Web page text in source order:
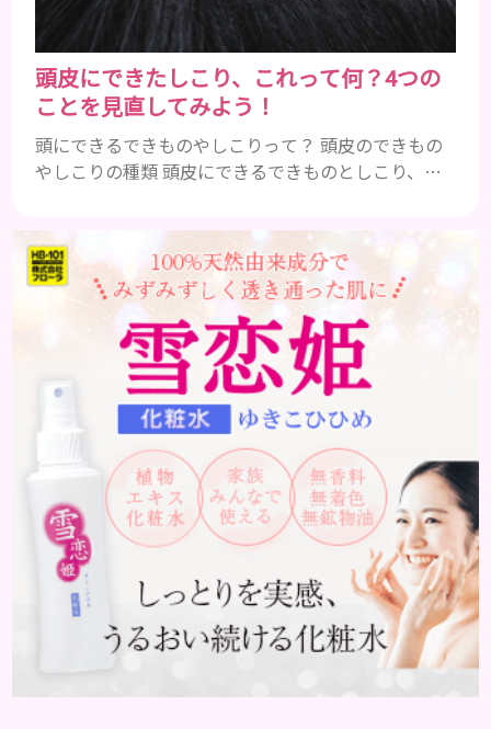
頭皮にできたしこり、これって何？4つの
ことを見直してみよう！
頭にできるできものやしこりって？ 頭皮のできもの
やしこりの種類 頭皮にできるできものとしこり、と
も違いますし、症状や種類によっても違います。まず
はどんな病気なのか、よりも、どんな種類のできも
のやしこりがあるのかを解説いきましょう。 水疱 ご
存知の方もいらっしゃるかと思いますが、すいほ
う、と読みます。これは表皮や表皮下にできるもので
す。表皮は0.2mmほ...